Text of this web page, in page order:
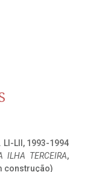
LI-LII, 1993-1994
ILHA TERCEIRA,
construção)